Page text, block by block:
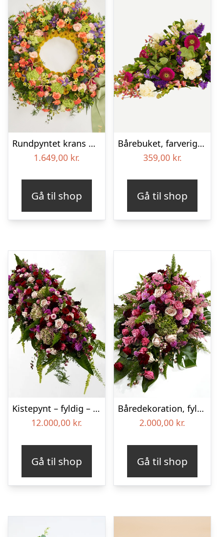
Rundpyntet krans med bånd – Et farverigt farvel
1.649,00 kr.
Gå til shop
Bårebuket, farverig (Floristens kreative valg)
359,00 kr.
Gå til shop
Kistepynt – fyldig – Blomster til begravelse
12.000,00 kr.
Gå til shop
Båredekoration, fyldig – Blomster til begravelse
2.000,00 kr.
Gå til shop